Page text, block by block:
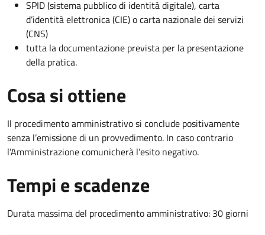
SPID (sistema pubblico di identità digitale), carta
d’identità elettronica (CIE) o carta nazionale dei servizi
(CNS)
tutta la documentazione prevista per la presentazione
della pratica.
Cosa si ottiene
Il procedimento amministrativo si conclude positivamente
senza l’emissione di un provvedimento. In caso contrario
l’Amministrazione comunicherà l’esito negativo.
Tempi e scadenze
Durata massima del procedimento amministrativo: 30 giorni